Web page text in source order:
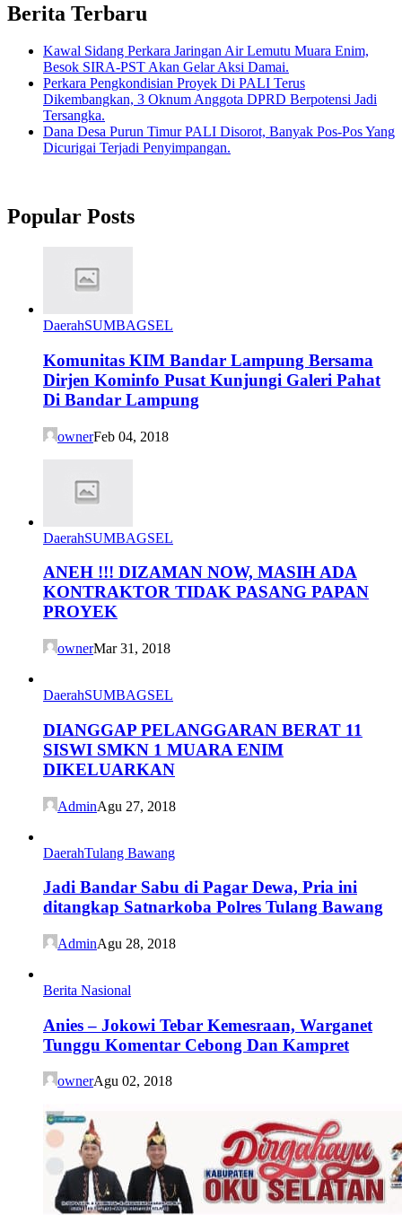
Berita Terbaru
Kawal Sidang Perkara Jaringan Air Lemutu Muara Enim,
Besok SIRA-PST Akan Gelar Aksi Damai.
Perkara Pengkondisian Proyek Di PALI Terus
Dikembangkan, 3 Oknum Anggota DPRD Berpotensi Jadi
Tersangka.
Dana Desa Purun Timur PALI Disorot, Banyak Pos-Pos Yang
Dicurigai Terjadi Penyimpangan.
Popular Posts
DaerahSUMBAGSEL
Komunitas KIM Bandar Lampung Bersama
Dirjen Kominfo Pusat Kunjungi Galeri Pahat
Di Bandar Lampung
ownerFeb 04, 2018
DaerahSUMBAGSEL
ANEH !!! DIZAMAN NOW, MASIH ADA
KONTRAKTOR TIDAK PASANG PAPAN
PROYEK
ownerMar 31, 2018
DaerahSUMBAGSEL
DIANGGAP PELANGGARAN BERAT 11
SISWI SMKN 1 MUARA ENIM
DIKELUARKAN
AdminAgu 27, 2018
DaerahTulang Bawang
Jadi Bandar Sabu di Pagar Dewa, Pria ini
ditangkap Satnarkoba Polres Tulang Bawang
AdminAgu 28, 2018
Berita Nasional
Anies – Jokowi Tebar Kemesraan, Warganet
Tunggu Komentar Cebong Dan Kampret
ownerAgu 02, 2018